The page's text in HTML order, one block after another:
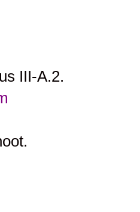
III-A.2.